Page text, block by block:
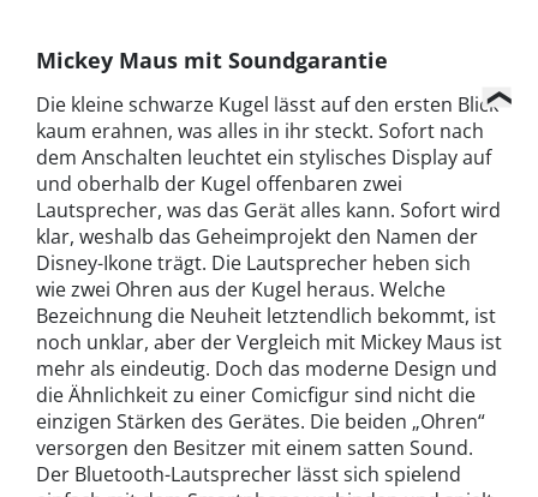
Mickey Maus mit Soundgarantie
Die kleine schwarze Kugel lässt auf den ersten Blick
kaum erahnen, was alles in ihr steckt. Sofort nach
dem Anschalten leuchtet ein stylisches Display auf
und oberhalb der Kugel offenbaren zwei
Lautsprecher, was das Gerät alles kann. Sofort wird
klar, weshalb das Geheimprojekt den Namen der
Disney-Ikone trägt. Die Lautsprecher heben sich
wie zwei Ohren aus der Kugel heraus. Welche
Bezeichnung die Neuheit letztendlich bekommt, ist
noch unklar, aber der Vergleich mit Mickey Maus ist
mehr als eindeutig. Doch das moderne Design und
die Ähnlichkeit zu einer Comicfigur sind nicht die
einzigen Stärken des Gerätes. Die beiden „Ohren“
versorgen den Besitzer mit einem satten Sound.
Der Bluetooth-Lautsprecher lässt sich spielend